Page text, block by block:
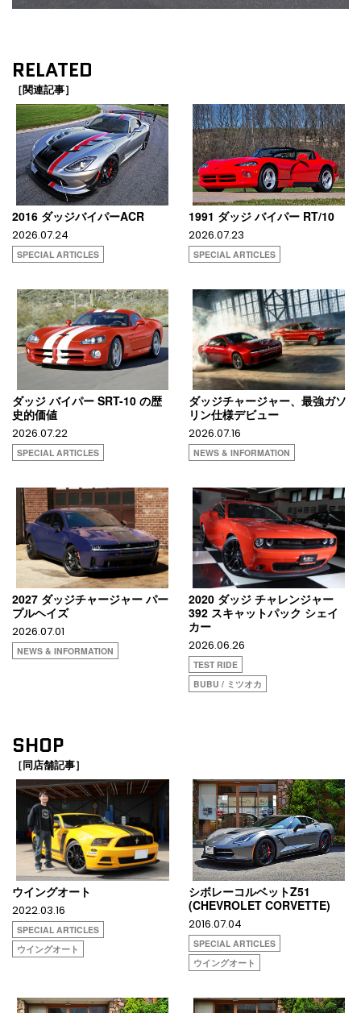
RELATED
［関連記事］
2016 ダッジバイパーACR
2026.07.24
SPECIAL ARTICLES
1991 ダッジ バイパー RT/10
2026.07.23
SPECIAL ARTICLES
ダッジ バイパー SRT-10 の歴
史的価値
2026.07.22
SPECIAL ARTICLES
ダッジチャージャー、最強ガソ
リン仕様デビュー
2026.07.16
NEWS & INFORMATION
2027 ダッジチャージャー パー
プルヘイズ
2026.07.01
NEWS & INFORMATION
2020 ダッジ チャレンジャー
392 スキャットパック シェイ
カー
2026.06.26
TEST RIDE
BUBU / ミツオカ
SHOP
［同店舗記事］
ウイングオート
2022.03.16
SPECIAL ARTICLES
ウイングオート
シボレーコルベットZ51
(CHEVROLET CORVETTE)
2016.07.04
SPECIAL ARTICLES
ウイングオート